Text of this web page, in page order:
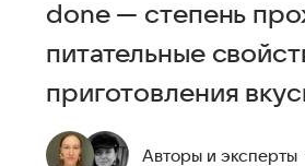
done — степень
питательные
приготовления
Авторы и эксперты